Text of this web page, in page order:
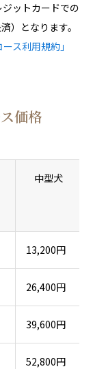
ットカードでの
）となります。
ス利用規約」
価格
中型犬
13,200円
26,400円
39,600円
52,800円